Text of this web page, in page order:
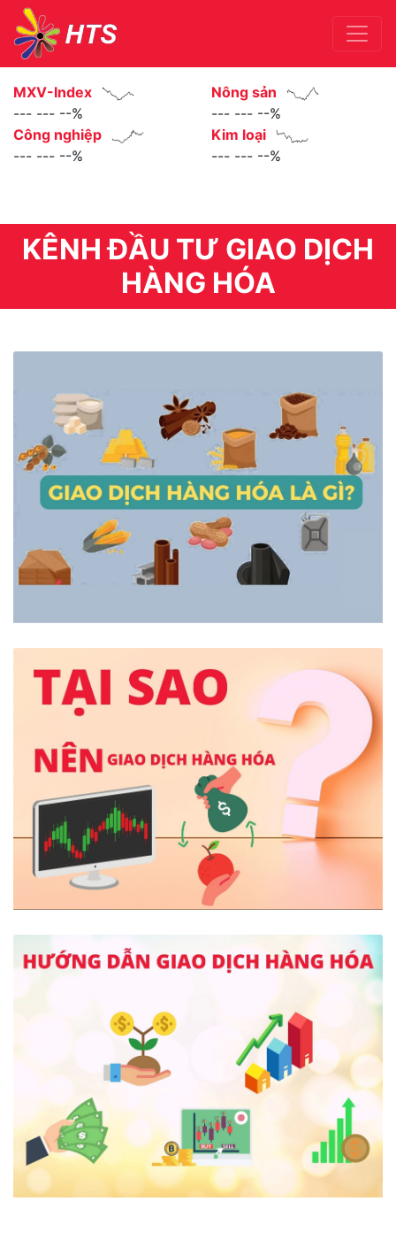
MXV-Index
--- --- --%
Nông sản
--- --- --%
Công nghiệp
--- --- --%
Kim loại
--- --- --%
KÊNH ĐẦU TƯ GIAO DỊCH
HÀNG HÓA